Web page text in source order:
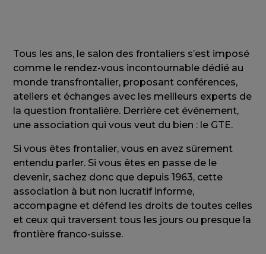
Tous les ans, le salon des frontaliers s’est imposé
comme le rendez-vous incontournable dédié au
monde transfrontalier, proposant conférences,
ateliers et échanges avec les meilleurs experts de
la question frontalière. Derrière cet événement,
une association qui vous veut du bien : le GTE.
Si vous êtes frontalier, vous en avez sûrement
entendu parler. Si vous êtes en passe de le
devenir, sachez donc que depuis 1963, cette
association à but non lucratif informe,
accompagne et défend les droits de toutes celles
et ceux qui traversent tous les jours ou presque la
frontière franco-suisse.